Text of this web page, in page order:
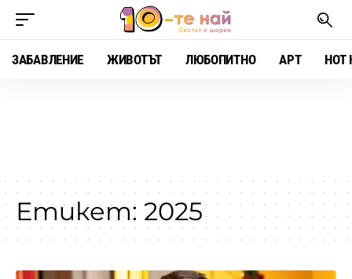
ЗАБАВЛЕНИЕ ЖИВОТЪТ ЛЮБОПИТНО АРТ HOT
Етикет: 2025